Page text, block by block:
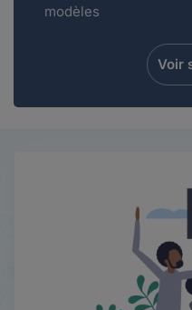
modèles
Voir